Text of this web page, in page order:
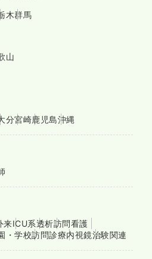
木群馬
山
分宮崎鹿児島沖縄
来ICU系透析訪問看護
・学校訪問診療内視鏡治験関連